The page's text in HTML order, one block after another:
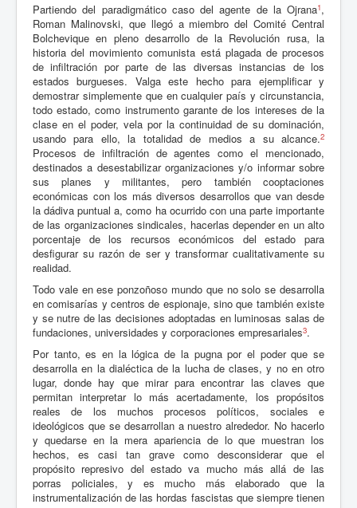
Partiendo del paradigmático caso del agente de la Ojrana1,
Roman Malinovski, que llegó a miembro del Comité Central
Bolchevique en pleno desarrollo de la Revolución rusa, la
historia del movimiento comunista está plagada de procesos
de infiltración por parte de las diversas instancias de los
estados burgueses. Valga este hecho para ejemplificar y
demostrar simplemente que en cualquier país y circunstancia,
todo estado, como instrumento garante de los intereses de la
clase en el poder, vela por la continuidad de su dominación,
usando para ello, la totalidad de medios a su alcance.2
Procesos de infiltración de agentes como el mencionado,
destinados a desestabilizar organizaciones y/o informar sobre
sus planes y militantes, pero también cooptaciones
económicas con los más diversos desarrollos que van desde
la dádiva puntual a, como ha ocurrido con una parte importante
de las organizaciones sindicales, hacerlas depender en un alto
porcentaje de los recursos económicos del estado para
desfigurar su razón de ser y transformar cualitativamente su
realidad.
Todo vale en ese ponzoñoso mundo que no solo se desarrolla
en comisarías y centros de espionaje, sino que también existe
y se nutre de las decisiones adoptadas en luminosas salas de
fundaciones, universidades y corporaciones empresariales3.
Por tanto, es en la lógica de la pugna por el poder que se
desarrolla en la dialéctica de la lucha de clases, y no en otro
lugar, donde hay que mirar para encontrar las claves que
permitan interpretar lo más acertadamente, los propósitos
reales de los muchos procesos políticos, sociales e
ideológicos que se desarrollan a nuestro alrededor. No hacerlo
y quedarse en la mera apariencia de lo que muestran los
hechos, es casi tan grave como desconsiderar que el
propósito represivo del estado va mucho más allá de las
porras policiales, y es mucho más elaborado que la
instrumentalización de las hordas fascistas que siempre tienen